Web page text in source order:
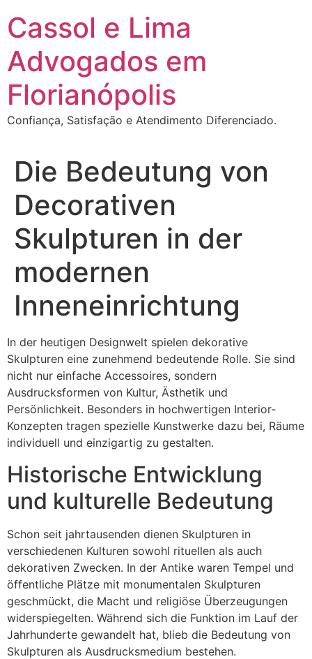
para
conteúdo
Cassol e Lima
Advogados em
Florianópolis
Confiança, Satisfação e Atendimento Diferenciado.
Die Bedeutung von
Decorativen
Skulpturen in der
modernen
Inneneinrichtung
In der heutigen Designwelt spielen dekorative
Skulpturen eine zunehmend bedeutende Rolle. Sie sind
nicht nur einfache Accessoires, sondern
Ausdrucksformen von Kultur, Ästhetik und
Persönlichkeit. Besonders in hochwertigen Interior-
Konzepten tragen spezielle Kunstwerke dazu bei, Räume
individuell und einzigartig zu gestalten.
Historische Entwicklung
und kulturelle Bedeutung
Schon seit jahrtausenden dienen Skulpturen in
verschiedenen Kulturen sowohl rituellen als auch
dekorativen Zwecken. In der Antike waren Tempel und
öffentliche Plätze mit monumentalen Skulpturen
geschmückt, die Macht und religiöse Überzeugungen
widerspiegelten. Während sich die Funktion im Lauf der
Jahrhunderte gewandelt hat, blieb die Bedeutung von
Skulpturen als Ausdrucksmedium bestehen.